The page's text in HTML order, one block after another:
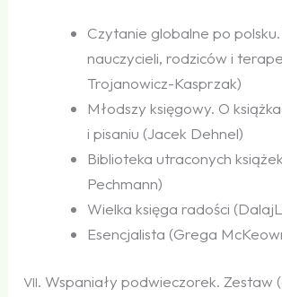
Czytanie globalne po
nauczycieli, rodziców i
Trojanowicz-Kasprzak)
Młodszy księgowy. O
i pisaniu (Jacek Dehnel)
Biblioteka utraconych
Pechmann)
Wielka księga radości
Esencjalista (Grega
VII. Wspaniały podwieczorek. Zestaw